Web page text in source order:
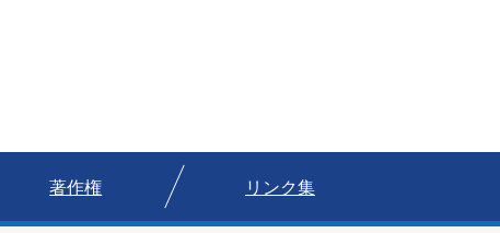
著作権 リンク集